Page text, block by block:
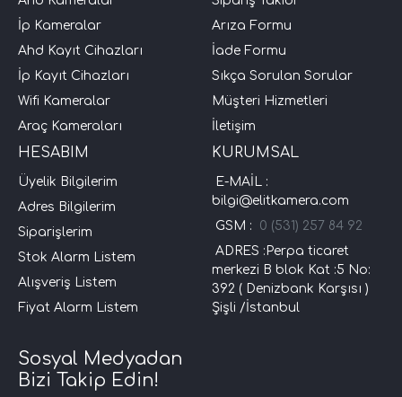
İp Kameralar
Ahd Kayıt Cihazları
İp Kayıt Cihazları
Wifi Kameralar
Araç Kameraları
Arıza Formu
İade Formu
Sıkça Sorulan Sorular
Müşteri Hizmetleri
İletişim
HESABIM
Üyelik Bilgilerim
Adres Bilgilerim
Siparişlerim
Stok Alarm Listem
Alışveriş Listem
Fiyat Alarm Listem
KURUMSAL
E-MAİL :
bilgi@elitkamera.com
GSM : 0 (531) 257 84 92
ADRES :Perpa ticaret
merkezi B blok Kat :5 No:
392 ( Denizbank Karşısı )
Şişli /İstanbul
Sosyal Medyadan
Bizi Takip Edin!